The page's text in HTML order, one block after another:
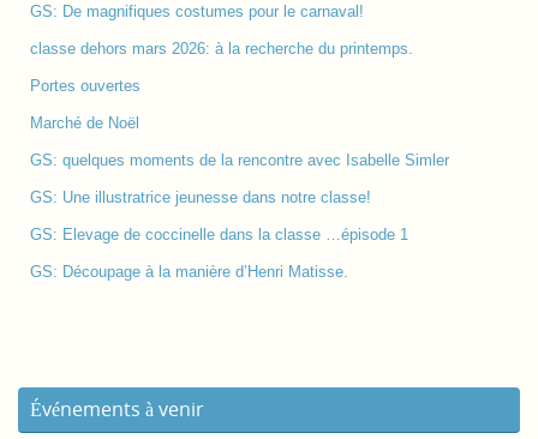
GS: De magnifiques costumes pour le carnaval!
classe dehors mars 2026: à la recherche du printemps.
Portes ouvertes
Marché de Noël
GS: quelques moments de la rencontre avec Isabelle Simler
GS: Une illustratrice jeunesse dans notre classe!
GS: Elevage de coccinelle dans la classe …épisode 1
GS: Découpage à la manière d’Henri Matisse.
Événements à venir